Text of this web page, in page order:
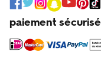
paiement sécurisé